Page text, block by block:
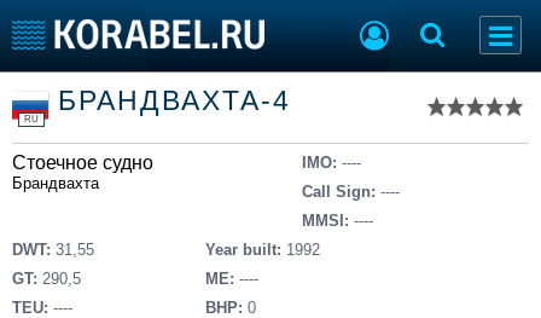
Тип судна
Добавить судно
Добавить проект
Последние 100
Пульс
Новости
Компании
Торговая площадка
Доска объявлений
Продажа флота
Оборудование
RU
БРАНДВАХТА-4
Стоечное судно
Брандвахта
IMO: ----
Call Sign: ----
MMSI: ----
DWT: 31,55
GT: 290,5
TEU: ----
Year built: 1992
ME: ----
BHP: 0